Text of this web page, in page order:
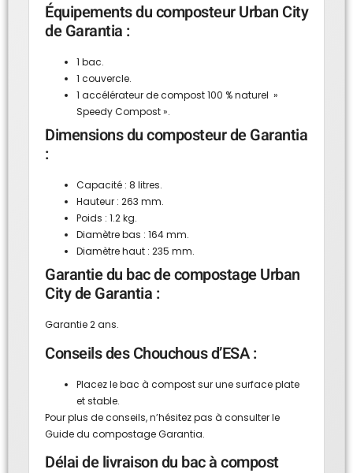
Équipements du composteur Urban City
de Garantia :
1 bac.
1 couvercle.
1 accélérateur de compost 100 % naturel »
Speedy Compost ».
Dimensions du composteur de Garantia
:
Capacité : 8 litres.
Hauteur : 263 mm.
Poids : 1.2 kg.
Diamètre bas : 164 mm.
Diamètre haut : 235 mm.
Garantie du bac de compostage Urban
City de Garantia :
Garantie 2 ans.
Conseils des Chouchous d’ESA :
Placez le bac à compost sur une surface plate
et stable.
Pour plus de conseils, n’hésitez pas à consulterle
Guide du compostage Garantia.
Délai de livraison du bac à compost